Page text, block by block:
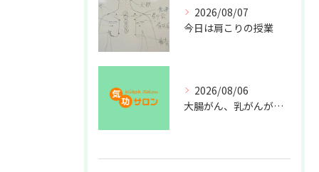
2026/08/07
今日は肩こりの授業
2026/08/06
大腸がん、乳がんが増えた理由